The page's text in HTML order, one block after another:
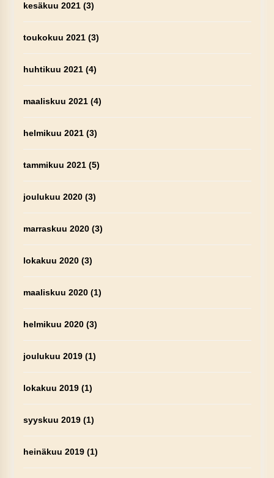
kesäkuu 2021(3)
toukokuu 2021(3)
huhtikuu 2021(4)
maaliskuu 2021(4)
helmikuu 2021(3)
tammikuu 2021(5)
joulukuu 2020(3)
marraskuu 2020(3)
lokakuu 2020(3)
maaliskuu 2020(1)
helmikuu 2020(3)
joulukuu 2019(1)
lokakuu 2019(1)
syyskuu 2019(1)
heinäkuu 2019(1)